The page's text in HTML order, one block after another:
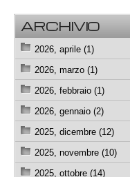
ARCHIVIO
2026, aprile (1)
2026, marzo (1)
2026, febbraio (1)
2026, gennaio (2)
2025, dicembre (12)
2025, novembre (10)
2025, ottobre (14)